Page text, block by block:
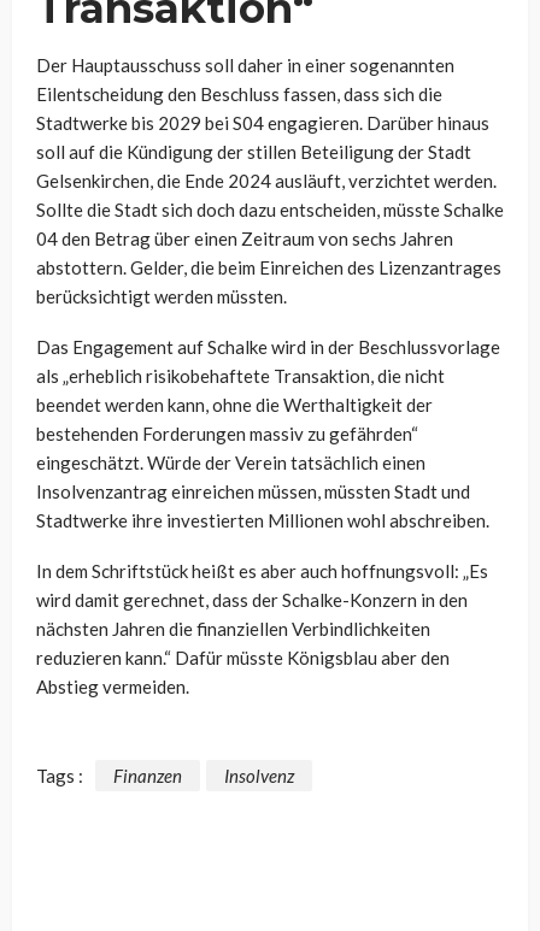
Der Hauptausschuss soll daher in einer sogenannten
Eilentscheidung den Beschluss fassen, dass sich die
Stadtwerke bis 2029 bei S04 engagieren. Darüber hinaus
soll auf die Kündigung der stillen Beteiligung der Stadt
Gelsenkirchen, die Ende 2024 ausläuft, verzichtet werden.
Sollte die Stadt sich doch dazu entscheiden, müsste Schalke
04 den Betrag über einen Zeitraum von sechs Jahren
abstottern. Gelder, die beim Einreichen des Lizenzantrages
berücksichtigt werden müssten.
Das Engagement auf Schalke wird in der Beschlussvorlage
als „erheblich risikobehaftete Transaktion, die nicht
beendet werden kann, ohne die Werthaltigkeit der
bestehenden Forderungen massiv zu gefährden“
eingeschätzt. Würde der Verein tatsächlich einen
Insolvenzantrag einreichen müssen, müssten Stadt und
Stadtwerke ihre investierten Millionen wohl abschreiben.
In dem Schriftstück heißt es aber auch hoffnungsvoll: „Es
wird damit gerechnet, dass der Schalke-Konzern in den
nächsten Jahren die finanziellen Verbindlichkeiten
reduzieren kann.“ Dafür müsste Königsblau aber den
Abstieg vermeiden.
Tags : Finanzen Insolvenz